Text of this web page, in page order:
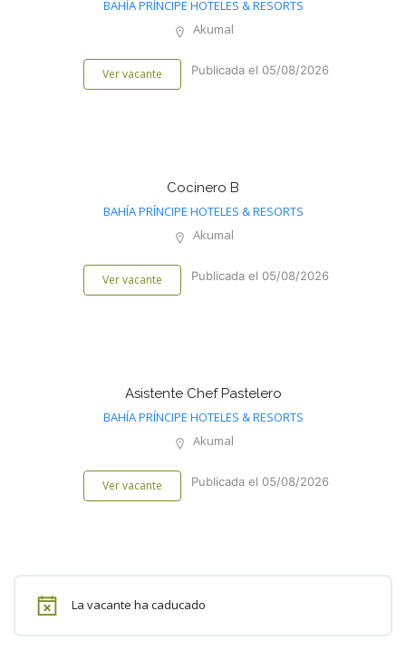
BAHÍA PRÍNCIPE HOTELES & RESORTS
Akumal
Ver vacante Publicada el 05/08/2026
Cocinero B
BAHÍA PRÍNCIPE HOTELES & RESORTS
Akumal
Ver vacante Publicada el 05/08/2026
Asistente Chef Pastelero
BAHÍA PRÍNCIPE HOTELES & RESORTS
Akumal
Ver vacante Publicada el 05/08/2026
La vacante ha caducado